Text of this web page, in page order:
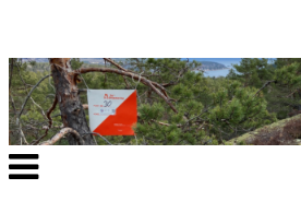
Veksle
navigasjon